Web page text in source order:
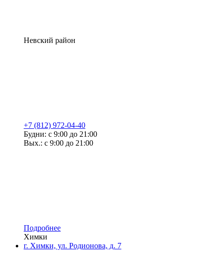
Невский район
+7 (812) 972-04-40
Будни: с 9:00 до 21:00
Вых.: с 9:00 до 21:00
Подробнее
Химки
г. Химки, ул. Родионова, д. 7